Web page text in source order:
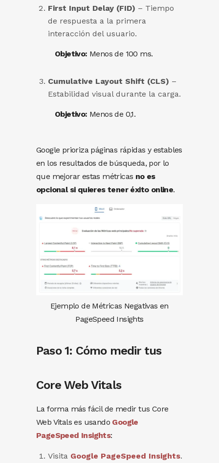
First Input Delay (FID) – Tiempo
de respuesta a la primera
interacción del usuario.
Objetivo: Menos de 100 ms.
Cumulative Layout Shift (CLS) –
Estabilidad visual durante la carga.
Objetivo: Menos de 0,1.
Google prioriza páginas rápidas y estables
en los resultados de búsqueda, por lo
que mejorar estas métricas no es
opcional si quieres tener éxito online.
Ejemplo de Métricas Negativas en
PageSpeed Insights
Paso 1: Cómo medir tus
Core Web Vitals
La forma más fácil de medir tus Core
Web Vitals es usando Google
PageSpeed Insights:
Visita Google PageSpeed Insights.